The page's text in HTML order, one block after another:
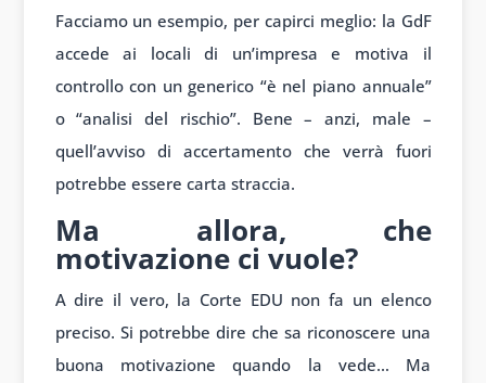
Facciamo un esempio, per capirci meglio: la GdF
accede ai locali di un’impresa e motiva il
controllo con un generico “è nel piano annuale”
o “analisi del rischio”. Bene – anzi, male –
quell’avviso di accertamento che verrà fuori
potrebbe essere carta straccia.
Ma allora, che
motivazione ci vuole?
A dire il vero, la Corte EDU non fa un elenco
preciso. Si potrebbe dire che sa riconoscere una
buona motivazione quando la vede… Ma